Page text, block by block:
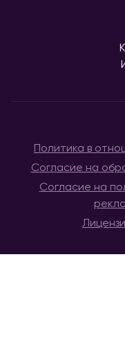
Политика в
Согласие на
Согласие на